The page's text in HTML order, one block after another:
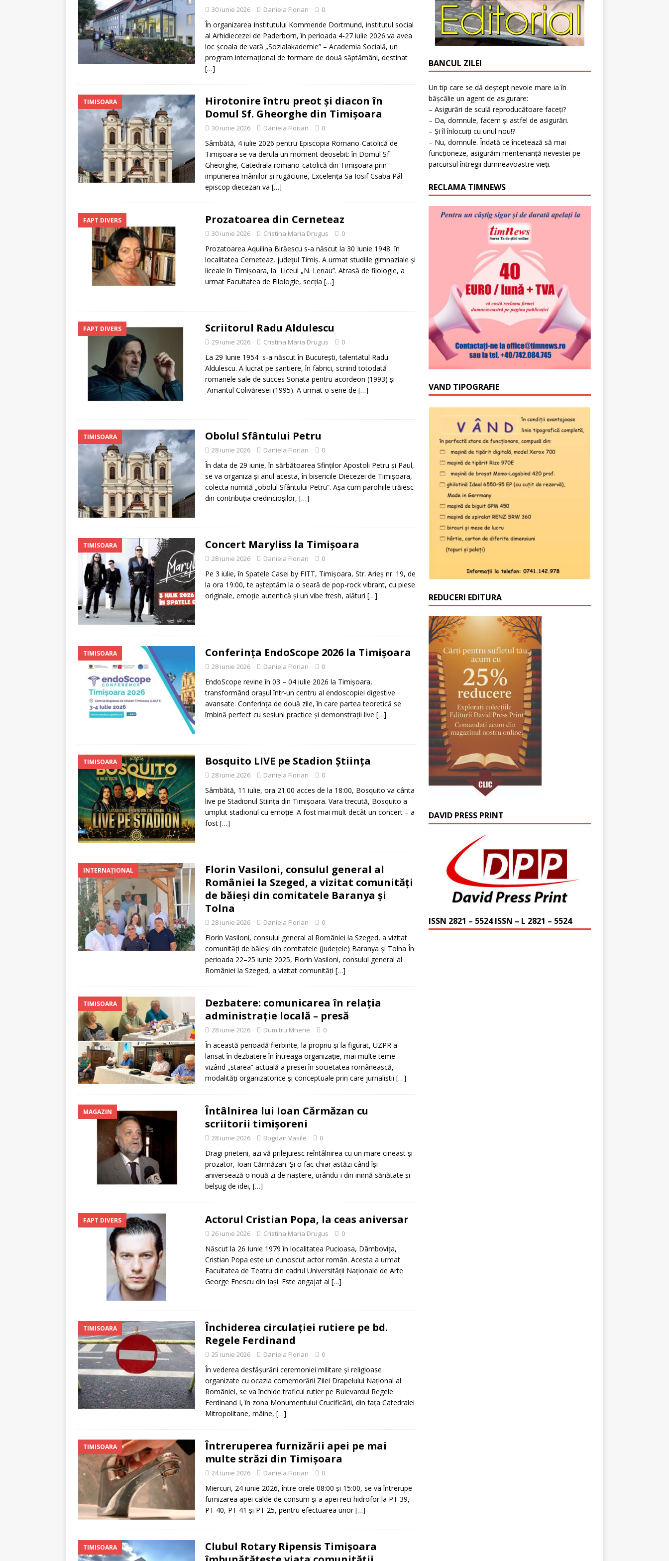
[ 5 august 2026 ]
30 iunie 2026 Daniela Florian 0
În organizarea Institutului Kommende Dortmund, institutul social
al Arhidiecezei de Paderborn, în perioada 4-27 iulie 2026 va avea
loc școala de vară „Sozialakademie” – Academia Socială, un
program internațional de formare de două săptămâni, destinat
[…]
TIMISOARA
Hirotonire întru preot și diacon în
Domul Sf. Gheorghe din Timișoara
30 iunie 2026 Daniela Florian 0
Sâmbătă, 4 iulie 2026 pentru Episcopia Romano-Catolică de
Timişoara se va derula un moment deosebit: în Domul Sf.
Gheorghe, Catedrala romano-catolică din Timișoara prin
impunerea mâinilor și rugăciune, Excelenţa Sa Iosif Csaba Pál
episcop diecezan va […]
FAPT DIVERS Prozatoarea din Cerneteaz
30 iunie 2026 Cristina Maria Drugus 0
Prozatoarea Aquilina Birăescu s-a născut la 30 Iunie 1948 în
localitatea Cerneteaz, judeţul Timiş. A urmat studiile gimnaziale şi
liceale în Timişoara, la Liceul „N. Lenau”. Atrasă de filologie, a
urmat Facultatea de Filologie, secţia […]
FAPT DIVERS Scriitorul Radu Aldulescu
29 iunie 2026 Cristina Maria Drugus 0
La 29 Iunie 1954 s-a născut în Bucureşti, talentatul Radu
Aldulescu. A lucrat pe şantiere, în fabrici, scriind totodată
romanele sale de succes Sonata pentru acordeon (1993) şi
Amantul Colivăresei (1995). A urmat o serie de […]
TIMISOARA Obolul Sfântului Petru
28 iunie 2026 Daniela Florian 0
În data de 29 iunie, în sărbătoarea Sfinților Apostoli Petru și Paul,
se va organiza și anul acesta, în bisericile Diecezei de Timișoara,
colecta numită „obolul Sfântului Petru“. Așa cum parohiile trăiesc
din contribuția credincioșilor, […]
TIMISOARA Concert Maryliss la Timișoara
28 iunie 2026 Daniela Florian 0
Pe 3 iulie, în Spatele Casei by FITT, Timișoara, Str. Arieș nr. 19, de
la ora 19:00, te așteptăm la o seară de pop-rock vibrant, cu piese
originale, emoție autentică și un vibe fresh, alături […]
TIMISOARA Conferința EndoScope 2026 la Timișoara
28 iunie 2026 Daniela Florian 0
EndoScope revine în 03 – 04 iulie 2026 la Timișoara,
transformând orașul într-un centru al endoscopiei digestive
avansate. Conferința de două zile, în care partea teoretică se
îmbină perfect cu sesiuni practice și demonstrații live […]
TIMISOARA Bosquito LIVE pe Stadion Știința
28 iunie 2026 Daniela Florian 0
Sâmbătă, 11 iulie, ora 21:00 acces de la 18:00, Bosquito va cânta
live pe Stadionul Știința din Timișoara. Vara trecută, Bosquito a
umplut stadionul cu emoție. A fost mai mult decât un concert – a
fost […]
INTERNAȚIONAL
Florin Vasiloni, consulul general al
României la Szeged, a vizitat comunități
de băieși din comitatele Baranya și
Tolna
28 iunie 2026 Daniela Florian 0
Florin Vasiloni, consulul general al României la Szeged, a vizitat
comunități de băieși din comitatele (județele) Baranya și Tolna În
perioada 22–25 iunie 2025, Florin Vasiloni, consulul general al
României la Szeged, a vizitat comunități […]
TIMISOARA
Dezbatere: comunicarea în relația
administrație locală – presă
28 iunie 2026 Dumitru Mnerie 0
În această perioadă fierbinte, la propriu și la figurat, UZPR a
lansat în dezbatere în întreaga organizație, mai multe teme
vizând „starea” actuală a presei în societatea românească,
modalități organizatorice și conceptuale prin care jurnaliștii […]
MAGAZIN
Întâlnirea lui Ioan Cărmăzan cu
scriitorii timișoreni
28 iunie 2026 Bogdan Vasile 0
Dragi prieteni, azi vă prilejuiesc reîntâlnirea cu un mare cineast și
prozator, Ioan Cărmăzan. Și o fac chiar astăzi când își
aniversează o nouă zi de naștere, urându-i din inimă sănătate și
belșug de idei, […]
FAPT DIVERS Actorul Cristian Popa, la ceas aniversar
26 iunie 2026 Cristina Maria Drugus 0
Născut la 26 Iunie 1979 în localitatea Pucioasa, Dâmbovița,
Cristian Popa este un cunoscut actor român. Acesta a urmat
Facultatea de Teatru din cadrul Universității Naționale de Arte
George Enescu din Iași. Este angajat al […]
TIMISOARA
Închiderea circulației rutiere pe bd.
Regele Ferdinand
25 iunie 2026 Daniela Florian 0
În vederea desfășurării ceremoniei militare și religioase
organizate cu ocazia comemorării Zilei Drapelului Național al
României, se va închide traficul rutier pe Bulevardul Regele
Ferdinand I, în zona Monumentului Crucificării, din fața Catedralei
Mitropolitane, mâine, […]
TIMISOARA
Întreruperea furnizării apei pe mai
multe străzi din Timișoara
24 iunie 2026 Daniela Florian 0
Miercuri, 24 iunie 2026, între orele 08:00 și 15:00, se va întrerupe
furnizarea apei calde de consum și a apei reci hidrofor la PT 39,
PT 40, PT 41 și PT 25, pentru efectuarea unor[…]
TIMISOARA
Clubul Rotary Ripensis Timișoara
BANCUL ZILEI
Un tip care se dă deștept nevoie mare ia în
bășcălie un agent de asigurare:
– Asigurări de sculă reproducătoare faceți?
– Da, domnule, facem și astfel de asigurări.
– Și îl înlocuiți cu unul nou!?
– Nu, domnule. Îndată ce încetează să mai
funcționeze, asigurăm mentenanță nevestei pe
parcursul întregii dumneavoastre vieți.
RECLAMA TIMNEWS
VAND TIPOGRAFIE
REDUCERI EDITURA
DAVID PRESS PRINT
ISSN 2821 – 5524 ISSN – L 2821 – 5524